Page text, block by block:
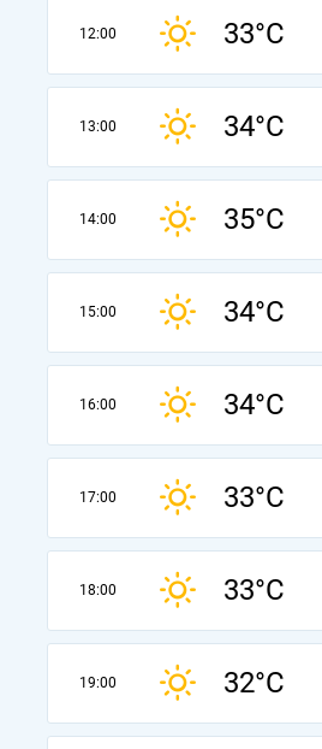
12:00 33°C
13:00 34°C
14:00 35°C
15:00 34°C
16:00 34°C
17:00 33°C
18:00 33°C
19:00 32°C